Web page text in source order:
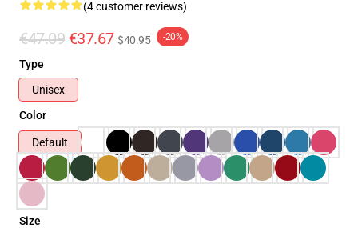
(4 customer reviews)
€47.09 €37.67 $40.95 -20%
Type
Unisex
Color
Default
Size